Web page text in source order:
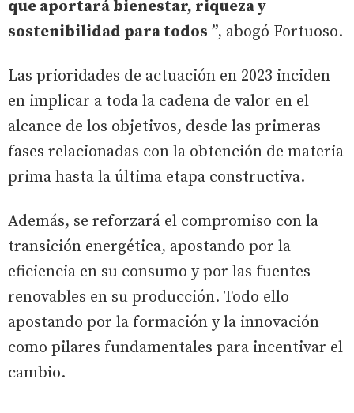
que aportará bienestar, riqueza y
sostenibilidad para todos ”, abogó Fortuoso.
Las prioridades de actuación en 2023 inciden
en implicar a toda la cadena de valor en el
alcance de los objetivos, desde las primeras
fases relacionadas con la obtención de materia
prima hasta la última etapa constructiva.
Además, se reforzará el compromiso con la
transición energética, apostando por la
eficiencia en su consumo y por las fuentes
renovables en su producción. Todo ello
apostando por la formación y la innovación
como pilares fundamentales para incentivar el
cambio.